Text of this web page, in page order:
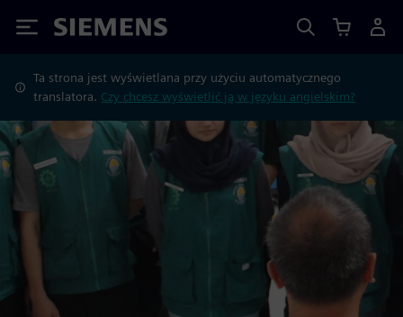
Siemens
Ta strona jest wyświetlana przy użyciu automatycznego
translatora. Czy chcesz wyświetlić ją w języku angielskim?